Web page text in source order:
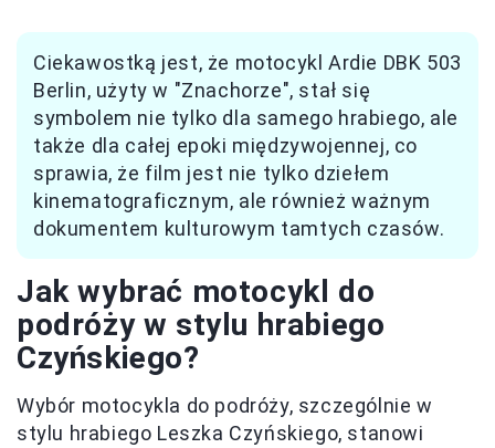
Ciekawostką jest, że motocykl Ardie DBK 503
Berlin, użyty w "Znachorze", stał się
symbolem nie tylko dla samego hrabiego, ale
także dla całej epoki międzywojennej, co
sprawia, że film jest nie tylko dziełem
kinematograficznym, ale również ważnym
dokumentem kulturowym tamtych czasów.
Jak wybrać motocykl do
podróży w stylu hrabiego
Czyńskiego?
Wybór motocykla do podróży, szczególnie w
stylu hrabiego Leszka Czyńskiego, stanowi